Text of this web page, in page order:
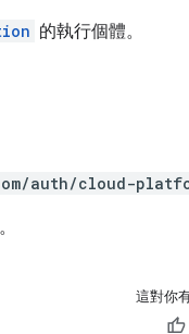
的執行個體。
auth/cloud-
。
這對你